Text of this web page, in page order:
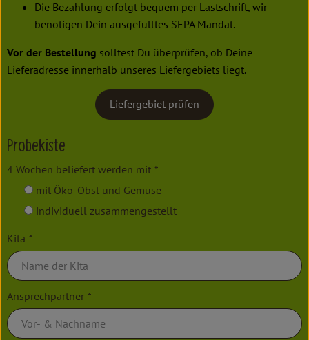
Die Bezahlung erfolgt bequem per Lastschrift, wir
benötigen Dein ausgefülltes SEPA Mandat.
Vor der Bestellung solltest Du überprüfen, ob Deine
Lieferadresse innerhalb unseres Liefergebiets liegt.
Liefergebiet prüfen
Probekiste
4 Wochen beliefert werden mit *
mit Öko-Obst und Gemüse
individuell zusammengestellt
Kita *
Ansprechpartner *